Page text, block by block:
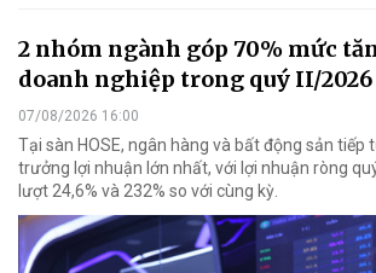
2 nhóm ngành góp 70% mức
doanh nghiệp trong quý II/2026
07/08/2026 16:00
Tại sàn HOSE, ngân hàng và bất động sản tiếp
trưởng lợi nhuận lớn nhất, với lợi nhuận ròng
lượt 24,6% và 232% so với cùng kỳ.